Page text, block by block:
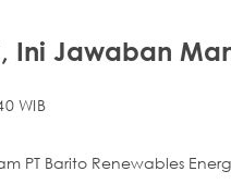
Ini Jawaban
WIB
PT Barito Renewables